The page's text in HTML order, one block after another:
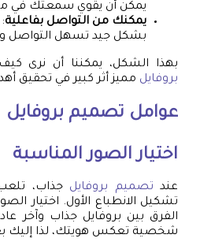
يمكن أن يقوي سمعتك في
يمكنك من التواصل بفاعلية
بشكل جيد تسهل التواصل
بهذا الشكل، يمكننا أن نرى
بروفايل مميز أثر كبير في تحقيق
عوامل تصميم بروفايل
اختيار الصور المناسبة
عند تصميم بروفايل جذاب،
تشكيل الانطباع الأول. اختيار
الفرق بين بروفايل جذاب وآخر
شخصية تعكس هويتك، لذا إليك